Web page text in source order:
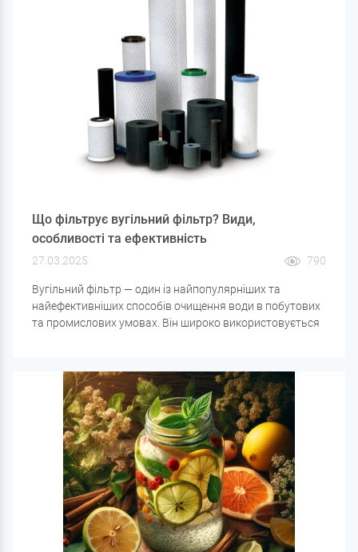
Що фільтрує вугільний фільтр? Види,
особливості та ефективність
27.03.2025 790
Вугільний фільтр — один із найпопулярніших та
найефективніших способів очищення води в побутових
та промислових умовах. Він широко використовується
спектр забруднень.